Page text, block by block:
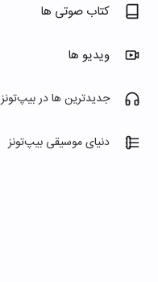
کتاب صوتی ها
ویدیو ها
جدیدترین ها در بیپ‌تونز
دنیای موسیقی بیپ‌تونز